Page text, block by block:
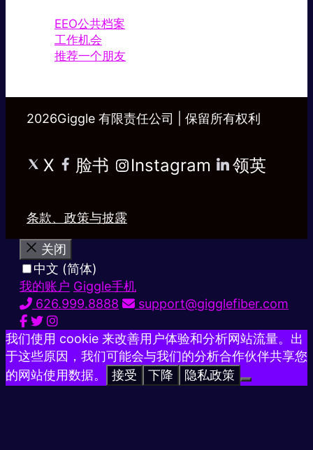
EEO公共档案
工作机会
推荐一个朋友
2026Giggle 有限责任公司 | 保留所有权利
X 脸书 Instagram 领英
条款、政策与披露
关闭
中文 (简体)
我的账户 Giggle手机
626.999.8888
support@gigglefiber.com
我们使用 cookie 来改善用户体验和分析网站流量。出
于这些原因，我们可能会与我们的分析合作伙伴共享您
的网站使用数据。
接受 下降 隐私政策